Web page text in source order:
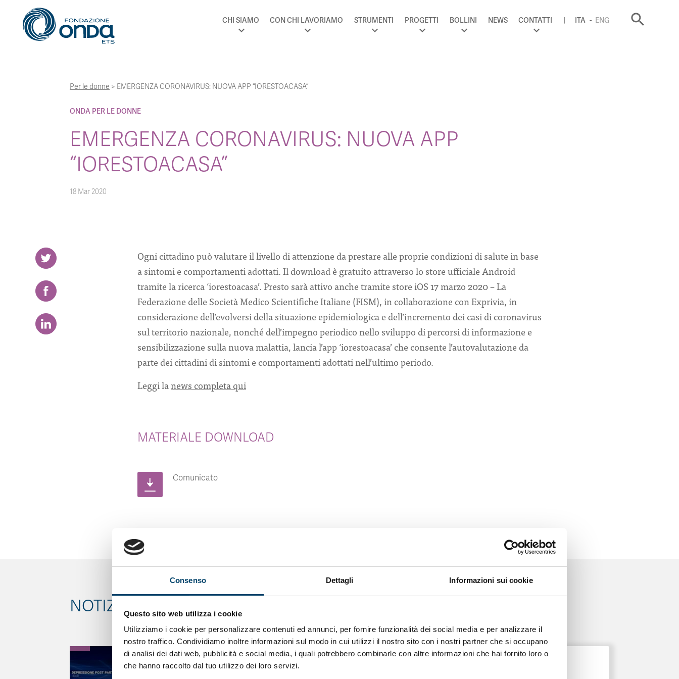
Consenso Dettagli Informazioni sui cookie
Questo sito web utilizza i cookie
Utilizziamo i cookie per personalizzare contenuti ed annunci, per fornire funzionalità dei social media e per analizzare il
nostro traffico. Condividiamo inoltre informazioni sul modo in cui utilizzi il nostro sito con i nostri partner che si occupano
di analisi dei dati web, pubblicità e social media, i quali potrebbero combinarle con altre informazioni che hai fornito loro o
che hanno raccolto dal tuo utilizzo dei loro servizi.
CHI SIAMO CON CHI LAVORIAMO STRUMENTI PROGETTI BOLLINI NEWS CONTATTI ITA ENG search
Per le donne > EMERGENZA CORONAVIRUS: NUOVA APP “IORESTOACASA”
ONDA PER LE DONNE
EMERGENZA CORONAVIRUS: NUOVA APP
“IORESTOACASA”
18 Mar 2020
Ogni cittadino può valutare il livello di attenzione da prestare alle proprie condizioni di salute in base
a sintomi e comportamenti adottati. Il download è gratuito attraverso lo store ufficiale Android
tramite la ricerca ‘iorestoacasa’. Presto sarà attivo anche tramite store iOS 17 marzo 2020 – La
Federazione delle Società Medico Scientifiche Italiane (FISM), in collaborazione con Exprivia, in
considerazione dell’evolversi della situazione epidemiologica e dell’incremento dei casi di coronavirus
sul territorio nazionale, nonché dell’impegno periodico nello sviluppo di percorsi di informazione e
sensibilizzazione sulla nuova malattia, lancia l’app ‘iorestoacasa’ che consente l’autovalutazione da
parte dei cittadini di sintomi e comportamenti adottati nell’ultimo periodo.
Leggi lanews completa qui
MATERIALE DOWNLOAD
Comunicato
NOTIZIE CORRELATE